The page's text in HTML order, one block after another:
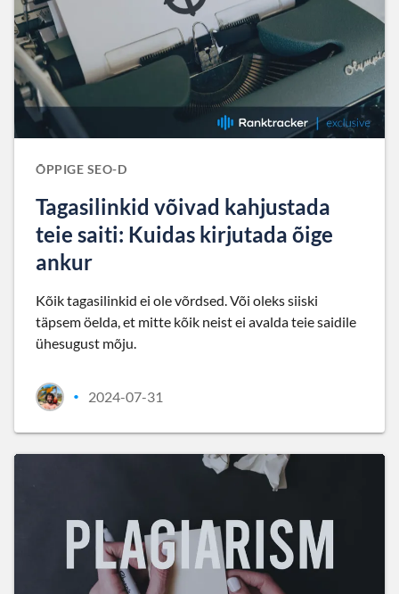
ÕPPIGE SEO-D
Tagasilinkid võivad kahjustada
teie saiti: Kuidas kirjutada õige
ankur
Kõik tagasilinkid ei ole võrdsed. Või oleks siiski
täpsem öelda, et mitte kõik neist ei avalda teie saidile
ühesugust mõju.
• 2024-07-31